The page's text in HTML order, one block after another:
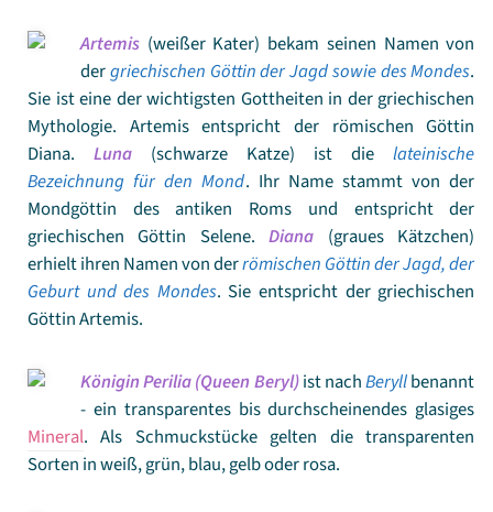
Artemis(weißer Kater) bekam seinen Namen von
dergriechischen Göttin der Jagd sowie des Mondes.
Sie ist eine der wichtigsten Gottheiten in der griechischen
Mythologie. Artemis entspricht der römischen Göttin
Diana.Luna (schwarze Katze) ist dielateinische
Bezeichnung für den Mond. Ihr Name stammt von der
Mondgöttin des antiken Roms und entspricht der
griechischen Göttin Selene.Diana (graues Kätzchen)
erhielt ihren Namen von derrömischen Göttin der Jagd, der
Geburt und des Mondes. Sie entspricht der griechischen
Göttin Artemis.
Königin Perilia (Queen Beryl)ist nachBeryllbenannt
- ein transparentes bis durchscheinendes glasiges
Mineral. Als Schmuckstücke gelten die transparenten
Sorten in weiß, grün, blau, gelb oder rosa.